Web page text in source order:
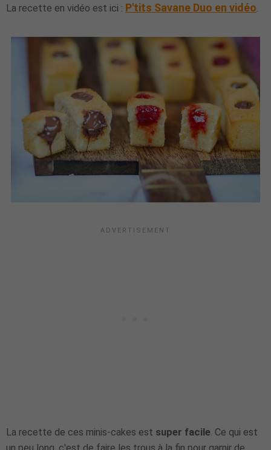
La recette en vidéo est ici : P'tits Savane Duo en vidéo
La recette de ces minis-cakes est super facile. Ce qui est